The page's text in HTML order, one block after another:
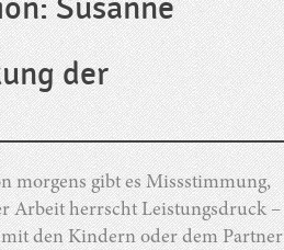
Susanne
der
morgens gibt es Missstimmung,
Arbeit herrscht Leistungsdruck –
den Kindern oder dem Partner